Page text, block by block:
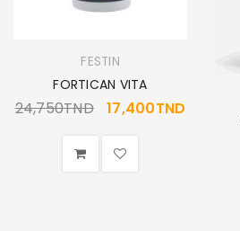
FESTIN
FORTICAN VITA
24,750TND 17,400TND